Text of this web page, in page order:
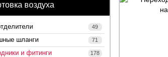
воздуха
49
шланги 71
и фитинги 178